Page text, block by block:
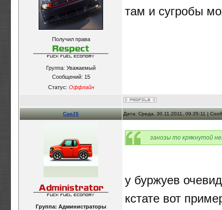
Получил права
Группа: Уважаемый
Сообщений: 15
Статус: Оффлайн
там и сугробы
CapJS Дата: Среда, 30.11.2011, 09:35:11 |
Группа: Администраторы
занозы то крякнутой
у буржуев
кстате вот